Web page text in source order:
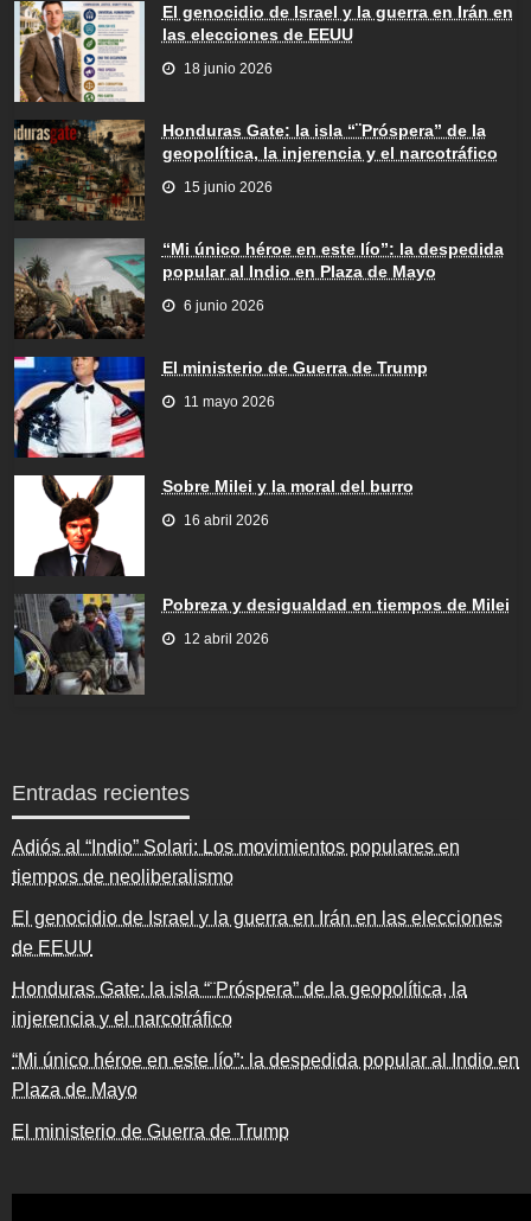
El genocidio de Israel y la guerra en Irán en
las elecciones de EEUU
18 junio 2026
Honduras Gate: la isla “¨Próspera” de la
geopolítica, la injerencia y el narcotráfico
15 junio 2026
“Mi único héroe en este lío”: la despedida
popular al Indio en Plaza de Mayo
6 junio 2026
El ministerio de Guerra de Trump
11 mayo 2026
Sobre Milei y la moral del burro
16 abril 2026
Pobreza y desigualdad en tiempos de Milei
12 abril 2026
Entradas recientes
Adiós al “Indio” Solari: Los movimientos populares en
tiempos de neoliberalismo
El genocidio de Israel y la guerra en Irán en las elecciones
de EEUU
Honduras Gate: la isla “¨Próspera” de la geopolítica, la
injerencia y el narcotráfico
“Mi único héroe en este lío”: la despedida popular al Indio en
Plaza de Mayo
El ministerio de Guerra de Trump